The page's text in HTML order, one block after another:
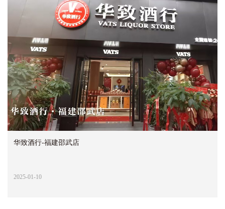
华致酒行-福建邵武店
2025-01-10